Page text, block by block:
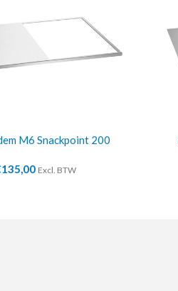
M6 Snackpoint 200
135,00 Excl. BTW